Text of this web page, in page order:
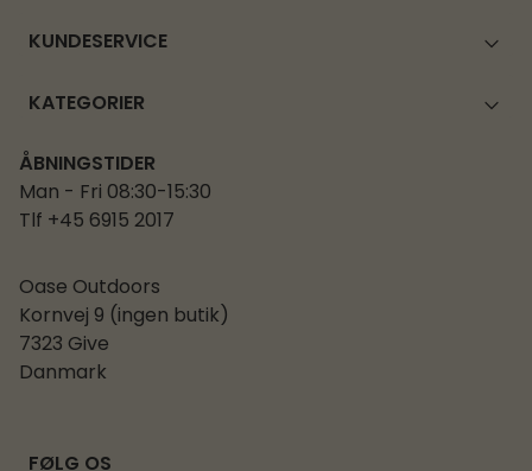
KUNDESERVICE
KATEGORIER
ÅBNINGSTIDER
Man - Fri 08:30-15:30
Tlf +45 6915 2017
Oase Outdoors
Kornvej 9 (ingen butik)
7323 Give
Danmark